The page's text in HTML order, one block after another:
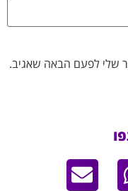
שלי לפעם הבאה שאגיב.